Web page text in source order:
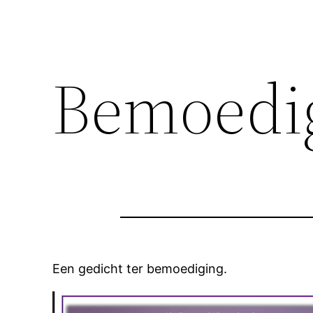
Een gedicht ter bemoediging.